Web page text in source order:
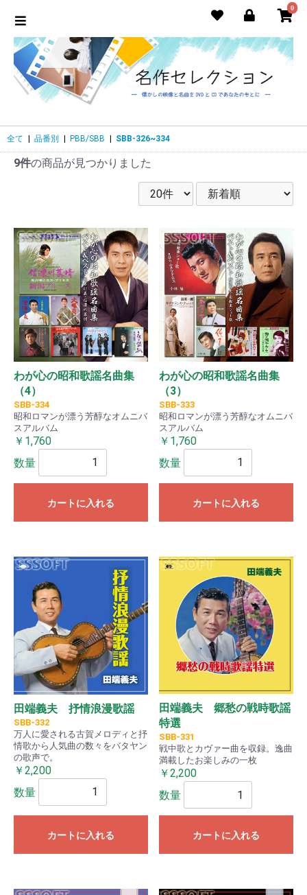
0
全て | 品番別 | PBB/SBB | SBB-326~334
9件の商品が見つかりました
わが心の昭和歌謡名曲集
（4）
SBB-334
昭和ロマンが漂う芳醇なオムニバ
スアルバム
￥1,760
数量
カートに入れる
わが心の昭和歌謡名曲集
（3）
SBB-333
昭和ロマンが漂う芳醇なオムニバ
スアルバム
￥1,760
数量
カートに入れる
田端義夫 抒情浪漫歌謡
SBB-332
万人に愛される古賀メロディと抒
情歌から人気曲の数々をバタヤン
の歌声で。
￥2,200
数量
カートに入れる
田端義夫 郷愁の戦時歌謡
特選
SBB-331
戦中歌とカヴァー曲を収録。逸曲
満載したお楽しみの一枚
￥2,200
数量
カートに入れる